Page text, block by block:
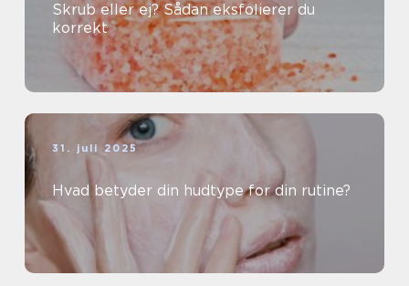
Skrub eller ej? Sådan eksfolierer du
korrekt
31. juli 2025
Hvad betyder din hudtype for din rutine?